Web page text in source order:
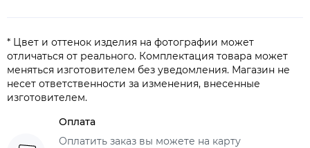
* Цвет и оттенок изделия на фотографии может
отличаться от реального. Комплектация товара может
меняться изготовителем без уведомления. Магазин не
несет ответственности за изменения, внесенные
изготовителем.
Оплата
Оплатить заказ вы можете на карту